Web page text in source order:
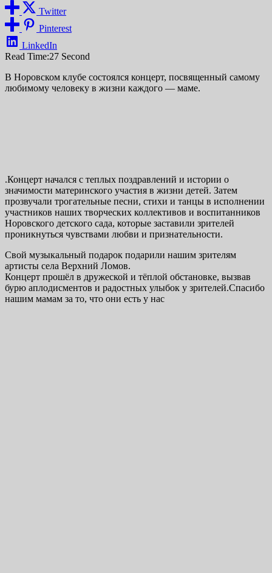
Twitter
Pinterest
LinkedIn
Read Time:27 Second
В Норовском клубе состоялся концерт, посвященный самому
любимому человеку в жизни каждого — маме.
.Концерт начался с теплых поздравлений и истории о
значимости материнского участия в жизни детей. Затем
прозвучали трогательные песни, стихи и танцы в исполнении
участников наших творческих коллективов и воспитанников
Норовского детского сада, которые заставили зрителей
проникнуться чувствами любви и признательности.
Свой музыкальный подарок подарили нашим зрителям
артисты села Верхний Ломов.
Концерт прошёл в дружеской и тёплой обстановке, вызвав
бурю аплодисментов и радостных улыбок у зрителей.Спасибо
нашим мамам за то, что они есть у нас